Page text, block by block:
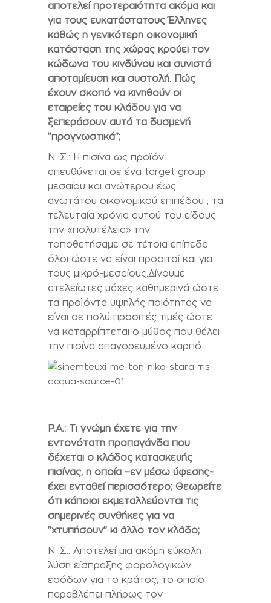
αποτελεί προτεραιότητα ακόμα και
για τους ευκατάστατους Έλληνες
καθώς η γενικότερη οικονομική
κατάσταση της χώρας κρούει τον
κώδωνα του κινδύνου και συνιστά
αποταμίευση και συστολή. Πώς
έχουν σκοπό να κινηθούν οι
εταιρείες του κλάδου για να
ξεπεράσουν αυτά τα δυσμενή
’’προγνωστικά’’;
Ν. Σ.: Η πισίνα ως προϊόν
απευθύνεται σε ένα target group
μεσαίου και ανώτερου έως
ανωτάτου οικονομικού επιπέδου , τα
τελευταία χρόνια αυτού του είδους
την «πολυτέλεια» την
τοποθετήσαμε σε τέτοια επίπεδα
όλοι ώστε να είναι προσιτοί και για
τους μικρό-μεσαίους.Δίνουμε
ατελείωτες μάχες καθημερινά ώστε
τα προϊόντα υψηλής ποιότητας να
είναι σε πολύ προσιτές τιμές ώστε
να καταρρίπτεται ο μύθος που θέλει
την πισίνα απαγορευμένο καρπό.
P.A.: Τι γνώμη έχετε για την
εντονότατη προπαγάνδα που
δέχεται ο κλάδος κατασκευής
πισίνας, η οποία –εν μέσω ύφεσης-
έχει ενταθεί περισσότερο; Θεωρείτε
ότι κάποιοι εκμεταλλεύονται τις
σημερινές συνθήκες για να
’’χτυπήσουν’’ κι άλλο τον κλάδο;
Ν. Σ.: Αποτελεί μια ακόμη εύκολη
λύση είσπραξης φορολογικών
εσόδων για το κράτος, το οποίο
παραβλέπει πλήρως τον